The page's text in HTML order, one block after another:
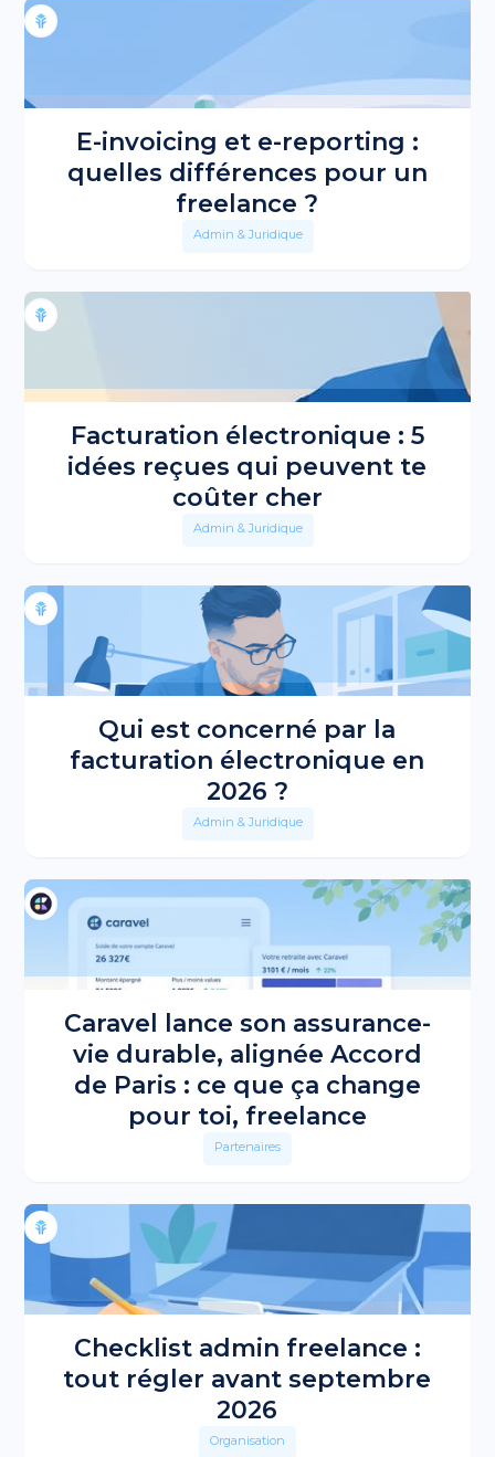
E-invoicing et e-reporting :
quelles différences pour un
freelance ?
Admin & Juridique
Facturation électronique : 5
idées reçues qui peuvent te
coûter cher
Admin & Juridique
Qui est concerné par la
facturation électronique en
2026 ?
Admin & Juridique
Caravel lance son assurance-
vie durable, alignée Accord
de Paris : ce que ça change
pour toi, freelance
Partenaires
Checklist admin freelance :
tout régler avant septembre
2026
Organisation